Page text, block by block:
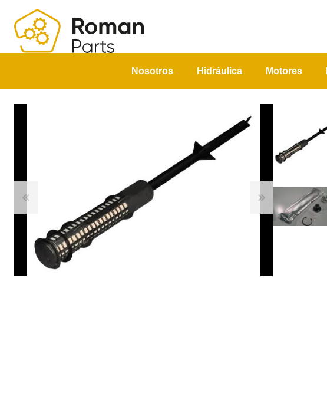
Nosotros Hidráulica Motores